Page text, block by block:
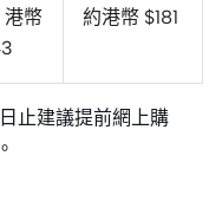
港幣
約港幣 $181
止建議提前網上購